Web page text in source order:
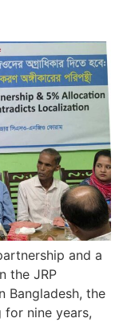
and a
the JRP
Bangladesh, the
for nine years,